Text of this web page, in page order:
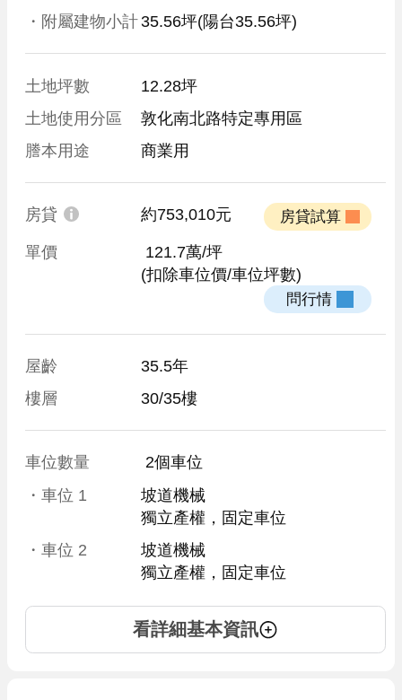
・附屬建物小計 35.56坪(陽台35.56坪)
土地坪數
12.28坪
土地使用分區
敦化南北路特定專用區
謄本用途
商業用
房貸 約753,010元
單價
121.7萬/坪
(扣除車位價/車位坪數)
屋齡
35.5年
樓層
30/35樓
車位數量
2個車位
・車位 1
坡道機械
獨立產權，固定車位
・車位 2
坡道機械
獨立產權，固定車位
看詳細基本資訊